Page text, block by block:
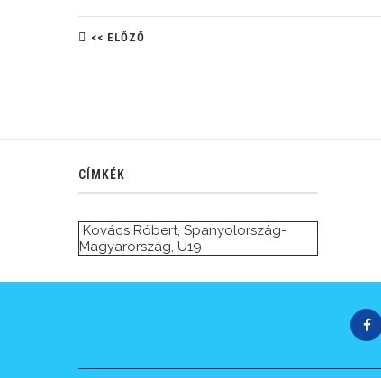
<< ELŐZŐ
CÍMKÉK
Kovács Róbert, Spanyolország-
Magyarország, U19